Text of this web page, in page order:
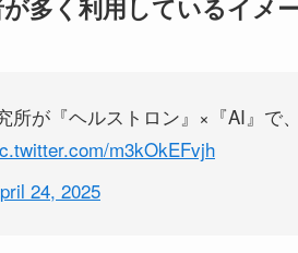
多く利用しているイメ
が『ヘルストロン』×『AI』で、
m3kOkEFvjh